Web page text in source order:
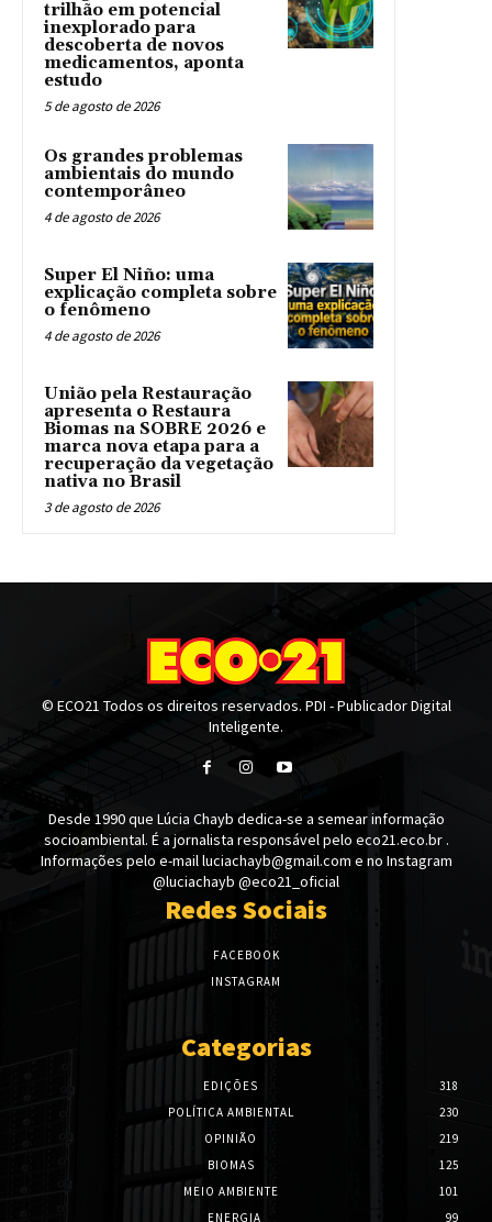
trilhão em potencial
inexplorado para
descoberta de novos
medicamentos, aponta
estudo
5 de agosto de 2026
Os grandes problemas
ambientais do mundo
contemporâneo
4 de agosto de 2026
Super El Niño: uma
explicação completa sobre
o fenômeno
4 de agosto de 2026
União pela Restauração
apresenta o Restaura
Biomas na SOBRE 2026 e
marca nova etapa para a
recuperação da vegetação
nativa no Brasil
3 de agosto de 2026
© ECO21 Todos os direitos reservados. PDI - Publicador Digital
Inteligente.
Desde 1990 que Lúcia Chayb dedica-se a semear informação
socioambiental. É a jornalista responsável pelo eco21.eco.br .
Informações pelo e-mail luciachayb@gmail.com e no Instagram
@luciachayb @eco21_oficial
Redes Sociais
FACEBOOK
INSTAGRAM
Categorias
EDIÇÕES
318
POLÍTICA AMBIENTAL
230
OPINIÃO
219
BIOMAS
125
MEIO AMBIENTE
101
ENERGIA
99